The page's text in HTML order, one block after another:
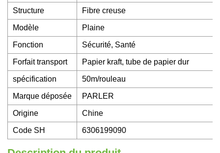
Structure Fibre creuse
Modèle Plaine
Fonction Sécurité, Santé
Forfait transport Papier kraft, tube de papier dur
spécification 50m/rouleau
Marque déposée PARLER
Origine Chine
Code SH 6306199090